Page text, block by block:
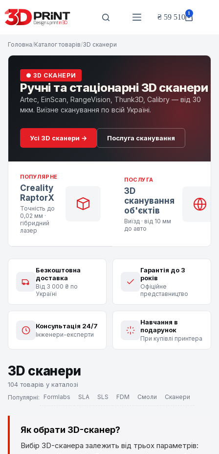
до
вмісту
Кошик
₴ 59 510 1
Головна/Каталог товарів/3D сканери
● 3D СКАНЕРИ
Ручні та стаціонарні 3D сканери
Artec, EinScan, RangeVision, Thunk3D, Calibry — від 30
мкм. Виїзне сканування по всій Україні.
Усі 3D сканери → Послуга сканування
ПОПУЛЯРНЕ
Creality
RaptorX
Точність до
0,02 мм ·
гібридний
лазер
ПОСЛУГА
3D
сканування
об'єктів
Виїзд · від 10 мм
до авто
Безкоштовна
доставка
Від 3 000 ₴ по
Україні
Гарантія до 3
років
Офіційне
представництво
Консультація 24/7
Інженери-експерти
Навчання в
подарунок
При купівлі принтера
3D сканери
104 товарів у каталозі
Популярні: Formlabs SLA SLS FDM Смоли Сканери
Як обрати 3D-сканер?
Вибір 3D-сканера залежить від трьох параметрів: